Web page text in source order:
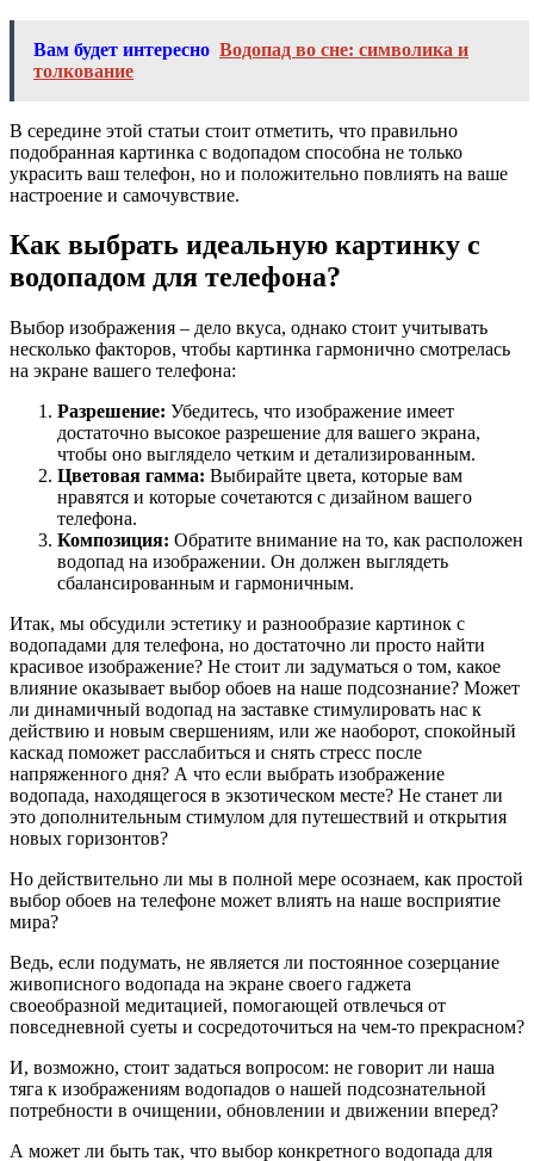
Вам будет интересно Водопад во сне: символика и
толкование
В середине этой статьи стоит отметить, что правильно
подобранная картинка с водопадом способна не только
украсить ваш телефон, но и положительно повлиять на ваше
настроение и самочувствие.
Как выбрать идеальную картинку с
водопадом для телефона?
Выбор изображения – дело вкуса, однако стоит учитывать
несколько факторов, чтобы картинка гармонично смотрелась
на экране вашего телефона:
Разрешение: Убедитесь, что изображение имеет
достаточно высокое разрешение для вашего экрана,
чтобы оно выглядело четким и детализированным.
Цветовая гамма: Выбирайте цвета, которые вам
нравятся и которые сочетаются с дизайном вашего
телефона.
Композиция: Обратите внимание на то, как расположен
водопад на изображении. Он должен выглядеть
сбалансированным и гармоничным.
Итак, мы обсудили эстетику и разнообразие картинок с
водопадами для телефона, но достаточно ли просто найти
красивое изображение? Не стоит ли задуматься о том, какое
влияние оказывает выбор обоев на наше подсознание? Может
ли динамичный водопад на заставке стимулировать нас к
действию и новым свершениям, или же наоборот, спокойный
каскад поможет расслабиться и снять стресс после
напряженного дня? А что если выбрать изображение
водопада, находящегося в экзотическом месте? Не станет ли
это дополнительным стимулом для путешествий и открытия
новых горизонтов?
Но действительно ли мы в полной мере осознаем, как простой
выбор обоев на телефоне может влиять на наше восприятие
мира?
Ведь, если подумать, не является ли постоянное созерцание
живописного водопада на экране своего гаджета
своеобразной медитацией, помогающей отвлечься от
повседневной суеты и сосредоточиться на чем-то прекрасном?
И, возможно, стоит задаться вопросом: не говорит ли наша
тяга к изображениям водопадов о нашей подсознательной
потребности в очищении, обновлении и движении вперед?
А может ли быть так, что выбор конкретного водопада для